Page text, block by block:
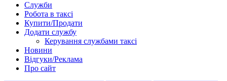
Служби
Робота в таксі
Купити/Продати
Додати службу
Керування службами таксі
Новини
Відгуки/Реклама
Про сайт